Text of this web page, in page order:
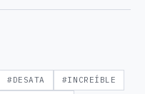
#DESATA #INCREÍBLE